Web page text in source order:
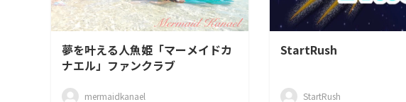
夢を叶える人魚姫「マーメイドカ
ナエル」ファンクラブ
mermaidkanael
StartRush
StartRush